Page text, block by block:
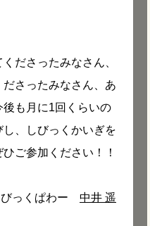
ださったみなさん、
さったみなさん、あ
後も月に1回くらいの
、しびっくかいぎを
ご参加ください！！
っくぱわー 中井 遥